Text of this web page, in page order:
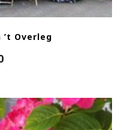
Overleg